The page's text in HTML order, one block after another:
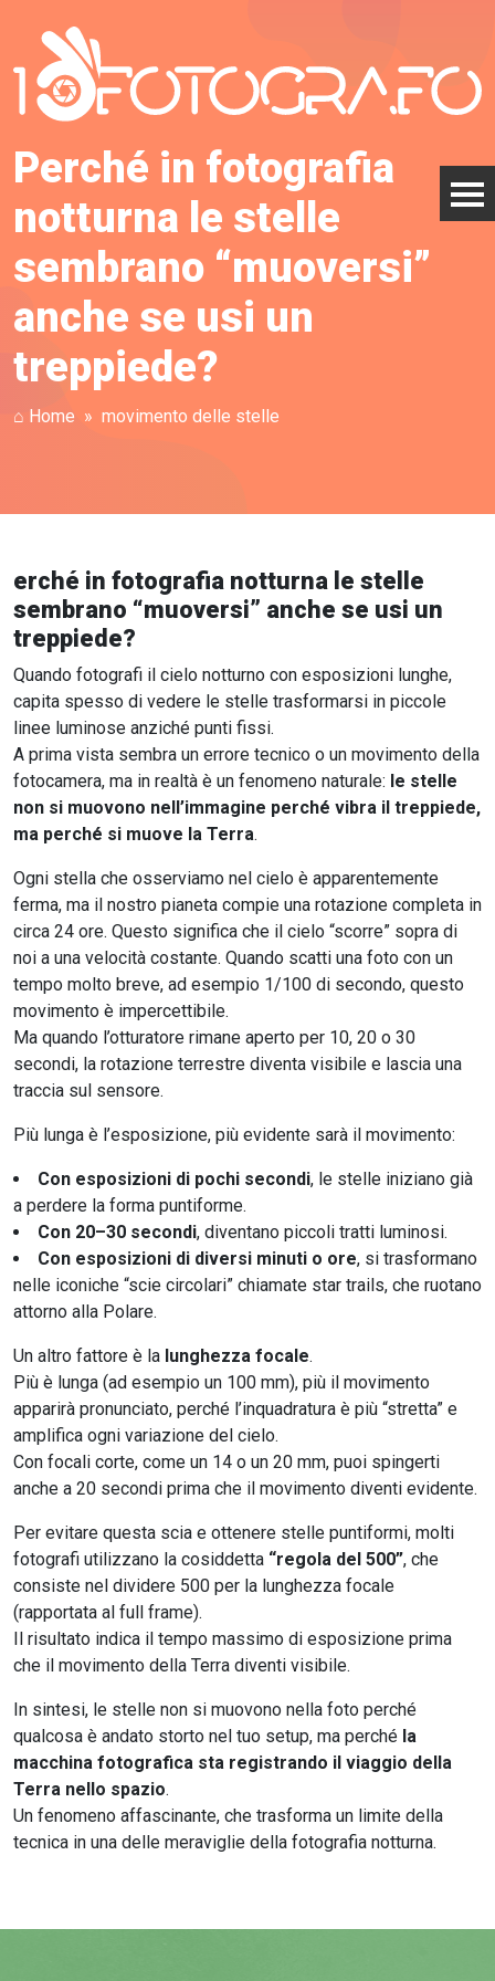
Perché in fotografia
notturna le stelle
sembrano “muoversi”
anche se usi un
treppiede?
⌂ Home movimento delle stelle
erché in fotografia notturna le stelle
sembrano “muoversi” anche se usi un
treppiede?
Quando fotografi il cielo notturno con esposizioni lunghe,
capita spesso di vedere le stelle trasformarsi in piccole
linee luminose anziché punti fissi.
A prima vista sembra un errore tecnico o un movimento della
fotocamera, ma in realtà è un fenomeno naturale: le stelle
non si muovono nell’immagine perché vibra il treppiede,
ma perché si muove la Terra.
Ogni stella che osserviamo nel cielo è apparentemente
ferma, ma il nostro pianeta compie una rotazione completa in
circa 24 ore. Questo significa che il cielo “scorre” sopra di
noi a una velocità costante. Quando scatti una foto con un
tempo molto breve, ad esempio 1/100 di secondo, questo
movimento è impercettibile.
Ma quando l’otturatore rimane aperto per 10, 20 o 30
secondi, la rotazione terrestre diventa visibile e lascia una
traccia sul sensore.
Più lunga è l’esposizione, più evidente sarà il movimento:
Con esposizioni di pochi secondi, le stelle iniziano già
a perdere la forma puntiforme.
Con 20–30 secondi, diventano piccoli tratti luminosi.
Con esposizioni di diversi minuti o ore, si trasformano
nelle iconiche “scie circolari” chiamate star trails, che ruotano
attorno alla Polare.
Un altro fattore è la lunghezza focale.
Più è lunga (ad esempio un 100 mm), più il movimento
apparirà pronunciato, perché l’inquadratura è più “stretta” e
amplifica ogni variazione del cielo.
Con focali corte, come un 14 o un 20 mm, puoi spingerti
anche a 20 secondi prima che il movimento diventi evidente.
Per evitare questa scia e ottenere stelle puntiformi, molti
fotografi utilizzano la cosiddetta “regola del 500”, che
consiste nel dividere 500 per la lunghezza focale
(rapportata al full frame).
Il risultato indica il tempo massimo di esposizione prima
che il movimento della Terra diventi visibile.
In sintesi, le stelle non si muovono nella foto perché
qualcosa è andato storto nel tuo setup, ma perché la
macchina fotografica sta registrando il viaggio della
Terra nello spazio.
Un fenomeno affascinante, che trasforma un limite della
tecnica in una delle meraviglie della fotografia notturna.